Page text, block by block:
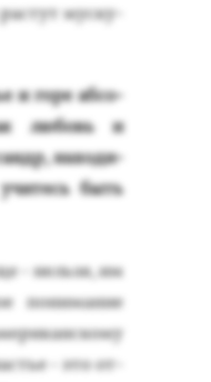
мус­ку­
и го­ре аб­со­
лю­бовь и
на­ходи­
быть
- нель­зя, им
по­нима­ние
- это от­